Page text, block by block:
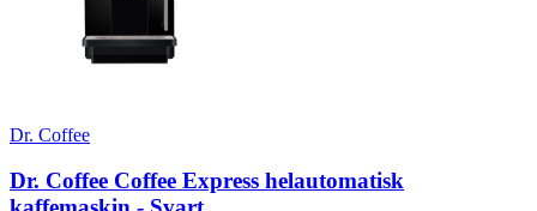
Dr. Coffee
Dr. Coffee Coffee Express helautomatisk